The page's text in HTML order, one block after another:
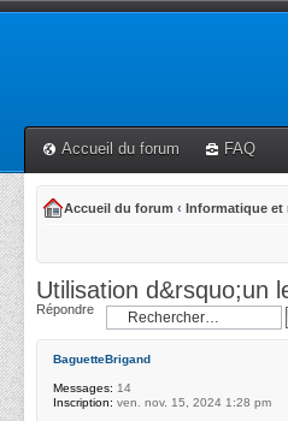
Accueil du forum FAQ
Accueil du forum ‹ Informatique et
Utilisation d&rsquo;un
Répondre
BaguetteBrigand
Messages: 14
Inscription: ven. nov. 15, 2024 1:28 pm